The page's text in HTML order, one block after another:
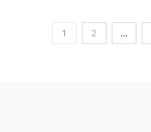
1 2 …